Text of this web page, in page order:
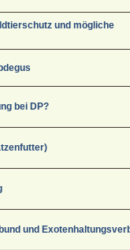
und mögliche
bei DP?
und